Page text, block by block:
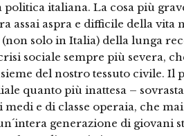
politica italiana. La cosa più
assai aspra e difficile della vita
solo in Italia) della lunga
sociale sempre più severa,
del nostro tessuto civile. Il
quanto più inattesa –
e di classe operaia, che
generazione di giovani